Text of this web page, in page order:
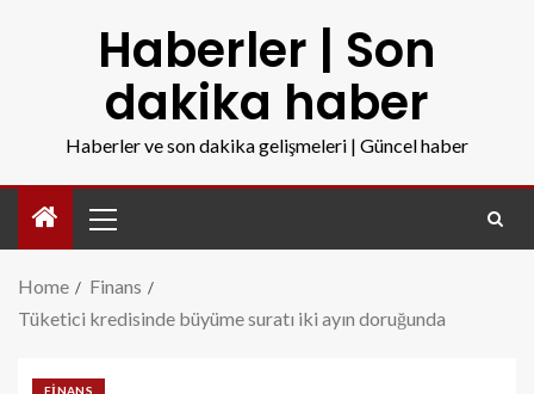
Haberler | Son
dakika haber
Haberler ve son dakika gelişmeleri | Güncel haber
Home
Finans
Tüketici kredisinde büyüme suratı iki ayın doruğunda
FINANS